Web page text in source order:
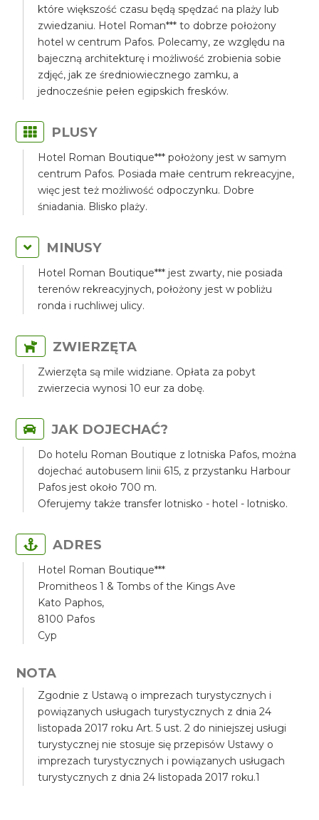
które większość czasu będą spędzać na plaży lub
zwiedzaniu. Hotel Roman*** to dobrze położony
hotel w centrum Pafos. Polecamy, ze względu na
bajeczną architekturę i możliwość zrobienia sobie
zdjęć, jak ze średniowiecznego zamku, a
jednocześnie pełen egipskich fresków.
PLUSY
Hotel Roman Boutique*** położony jest w samym
centrum Pafos. Posiada małe centrum rekreacyjne,
więc jest też możliwość odpoczynku. Dobre
śniadania. Blisko plaży.
MINUSY
Hotel Roman Boutique*** jest zwarty, nie posiada
terenów rekreacyjnych, położony jest w pobliżu
ronda i ruchliwej ulicy.
ZWIERZĘTA
Zwierzęta są mile widziane. Opłata za pobyt
zwierzecia wynosi 10 eur za dobę.
JAK DOJECHAĆ?
Do hotelu Roman Boutique z lotniska Pafos, można
dojechać autobusem linii 615, z przystanku Harbour
Pafos jest około 700 m.
Oferujemy także transfer lotnisko - hotel - lotnisko.
ADRES
Hotel Roman Boutique***
Promitheos 1 & Tombs of the Kings Ave
Kato Paphos,
8100 Pafos
Cyp
NOTA
Zgodnie z Ustawą o imprezach turystycznych i
powiązanych usługach turystycznych z dnia 24
listopada 2017 roku Art. 5 ust. 2 do niniejszej usługi
turystycznej nie stosuje się przepisów Ustawy o
imprezach turystycznych i powiązanych usługach
turystycznych z dnia 24 listopada 2017 roku.1